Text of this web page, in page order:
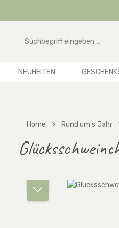
NEUHEITEN
Home Rund um's Jahr
Bildergalerie überspringen